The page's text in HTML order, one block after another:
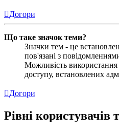
Догори
Що таке значок теми?
Значки тем - це
пов'язані з
Можливість використання
доступу, встановлених
Догори
Рівні користувачів